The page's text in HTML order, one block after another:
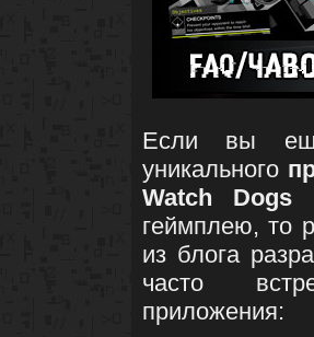
Если вы
уникального
Watch Dogs
геймплею, то
из блога
часто
приложения: